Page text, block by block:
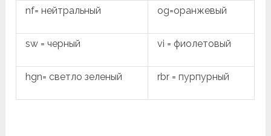
nf= нейтральный og=оранжевый
sw = черный vi = фиолетовый
hgn= светло зеленый rbr = пурпурный